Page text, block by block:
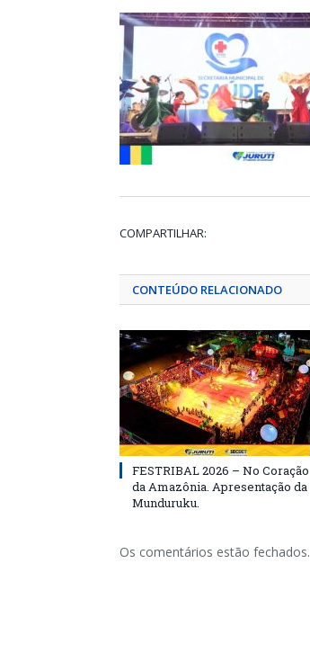
COMPARTILHAR:
CONTEÚDO RELACIONADO
FESTRIBAL 2026 – No Coração
da Amazônia. Apresentação da
Munduruku.
Os comentários estão fechados.